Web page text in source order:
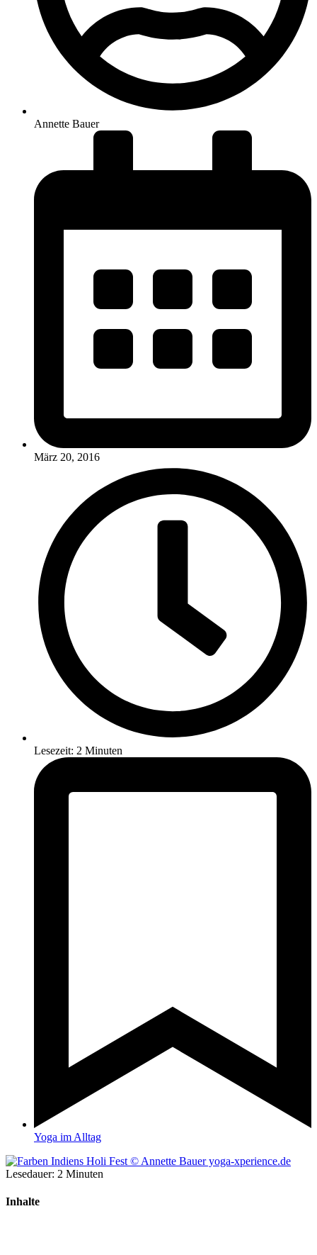
Annette Bauer
März 20, 2016
Lesezeit: 2 Minuten
Yoga im Alltag
Lesedauer: 2 Minuten
Inhalte